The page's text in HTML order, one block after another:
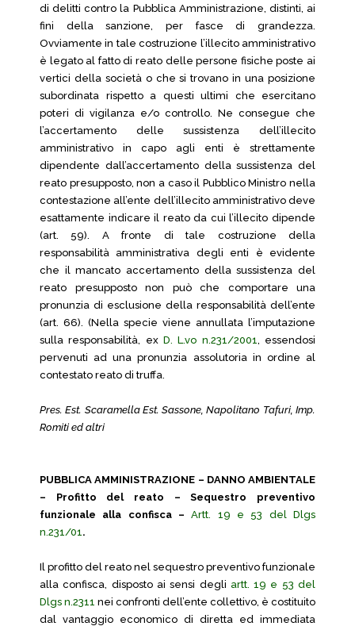
di delitti contro la Pubblica Amministrazione, distinti, ai
fini della sanzione, per fasce di grandezza.
Ovviamente in tale costruzione l’illecito amministrativo
è legato al fatto di reato delle persone fisiche poste ai
vertici della società o che si trovano in una posizione
subordinata rispetto a questi ultimi che esercitano
poteri di vigilanza e/o controllo. Ne consegue che
l’accertamento delle sussistenza dell’illecito
amministrativo in capo agli enti è strettamente
dipendente dall’accertamento della sussistenza del
reato presupposto, non a caso il Pubblico Ministro nella
contestazione all’ente dell’illecito amministrativo deve
esattamente indicare il reato da cui l’illecito dipende
(art. 59). A fronte di tale costruzione della
responsabilità amministrativa degli enti è evidente
che il mancato accertamento della sussistenza del
reato presupposto non può che comportare una
pronunzia di esclusione della responsabilità dell’ente
(art. 66). (Nella specie viene annullata l’imputazione
sulla responsabilità, ex D. L.vo n.231/2001, essendosi
pervenuti ad una pronunzia assolutoria in ordine al
contestato reato di truffa.
Pres. Est. Scaramella Est. Sassone, Napolitano Tafuri, Imp.
Romiti ed altri
PUBBLICA AMMINISTRAZIONE – DANNO AMBIENTALE
– Profitto del reato – Sequestro preventivo
funzionale alla confisca –Artt. 19 e 53 del Dlgs
n.231/01.
Il profitto del reato nel sequestro preventivo funzionale
alla confisca, disposto ai sensi degli artt. 19 e 53 del
Dlgs n.2311 nei confronti dell’ente collettivo, è costituito
dal vantaggio economico di diretta ed immediata